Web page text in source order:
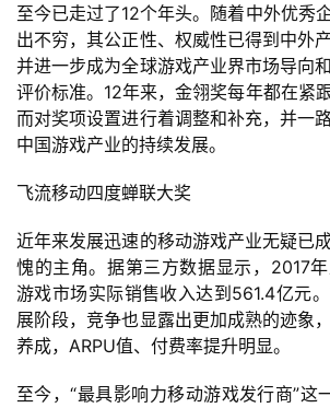
至今已走过了12个年头。随着中外优秀
出不穷，其公正性、权威性已得到中外
并进一步成为全球游戏产业界市场导向
评价标准。12年来，金翎奖每年都在紧
而对奖项设置进行着调整和补充，并一
中国游戏产业的持续发展。
飞流移动四度蝉联大奖
近年来发展迅速的移动游戏产业无疑已
愧的主角。据第三方数据显示，2017
游戏市场实际销售收入达到561.4亿元
展阶段，竞争也显露出更加成熟的迹象
养成，ARPU值、付费率提升明显。
至今，“最具影响力移动游戏发行商”这